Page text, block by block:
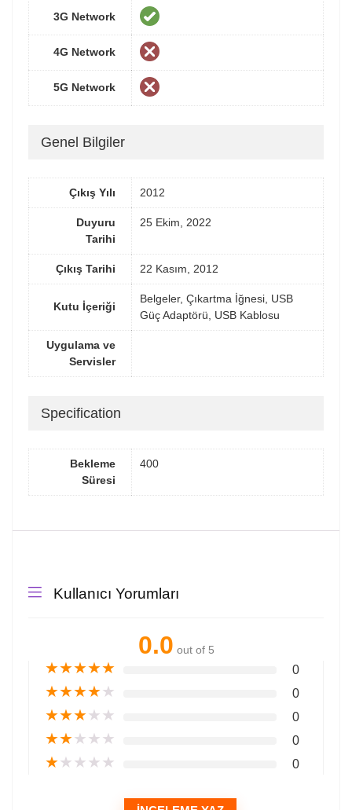
3G Network
4G Network
5G Network
Genel Bilgiler
Çıkış Yılı 2012
Duyuru
Tarihi
25 Ekim, 2022
Çıkış Tarihi 22 Kasım, 2012
Kutu İçeriği
Belgeler, Çıkartma İğnesi, USB
Güç Adaptörü, USB Kablosu
Uygulama ve
Servisler
Specification
Bekleme
Süresi
400
Kullanıcı Yorumları
0.0 out of 5
★★★★★ 0
★★★★★ 0
★★★★★ 0
★★★★★ 0
★★★★★ 0